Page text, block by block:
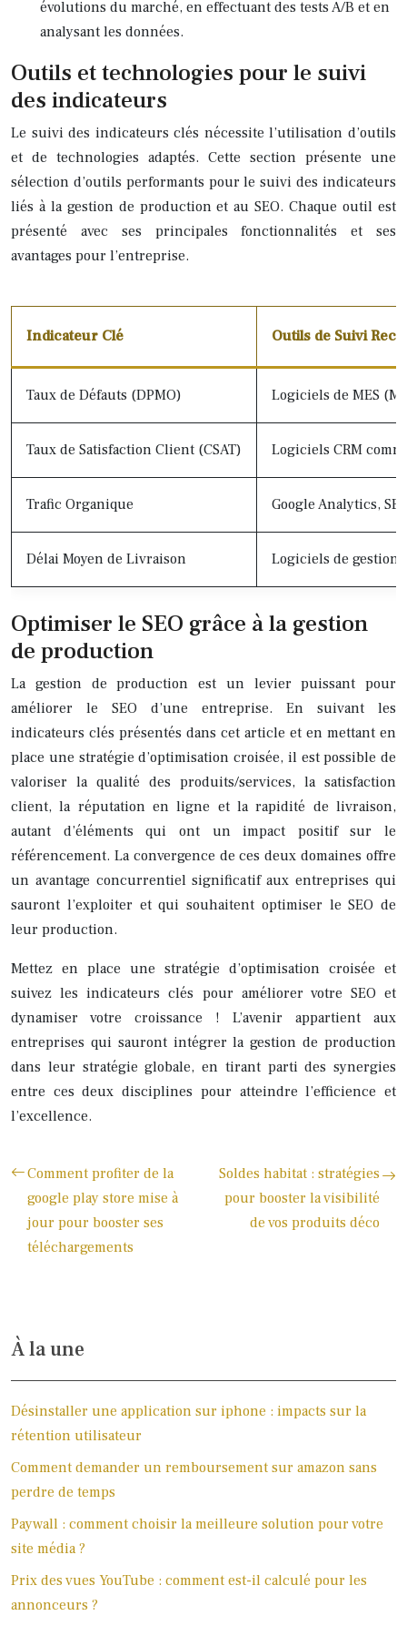
évolutions du marché, en effectuant des tests A/B et en
analysant les données.
Outils et technologies pour le suivi
des indicateurs
Le suivi des indicateurs clés nécessite l’utilisation d’outils
et de technologies adaptés. Cette section présente une
sélection d’outils performants pour le suivi des indicateurs
liés à la gestion de production et au SEO. Chaque outil est
présenté avec ses principales fonctionnalités et ses
avantages pour l’entreprise.
Indicateur Clé Outils de Suivi
Taux de Défauts (DPMO) Logiciels de MES
Taux de Satisfaction Client (CSAT) Logiciels CRM
Trafic Organique Google Analytics,
Délai Moyen de Livraison Logiciels de gestion
Optimiser le SEO grâce à la gestion
de production
La gestion de production est un levier puissant pour
améliorer le SEO d’une entreprise. En suivant les
indicateurs clés présentés dans cet article et en mettant en
place une stratégie d’optimisation croisée, il est possible de
valoriser la qualité des produits/services, la satisfaction
client, la réputation en ligne et la rapidité de livraison,
autant d’éléments qui ont un impact positif sur le
référencement. La convergence de ces deux domaines offre
un avantage concurrentiel significatif aux entreprises qui
sauront l’exploiter et qui souhaitent optimiser le SEO de
leur production.
Mettez en place une stratégie d’optimisation croisée et
suivez les indicateurs clés pour améliorer votre SEO et
dynamiser votre croissance ! L’avenir appartient aux
entreprises qui sauront intégrer la gestion de production
dans leur stratégie globale, en tirant parti des synergies
entre ces deux disciplines pour atteindre l’efficience et
l’excellence.
Comment profiter de la
google play store mise à
jour pour booster ses
téléchargements
Soldes habitat : stratégies
pour booster la visibilité
de vos produits déco
À la une
Désinstaller une application sur iphone : impacts sur la
rétention utilisateur
Comment demander un remboursement sur amazon sans
perdre de temps
Paywall : comment choisir la meilleure solution pour votre
site média ?
Prix des vues YouTube : comment est-il calculé pour les
annonceurs ?